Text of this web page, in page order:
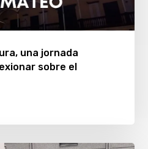
una jornada
sobre el